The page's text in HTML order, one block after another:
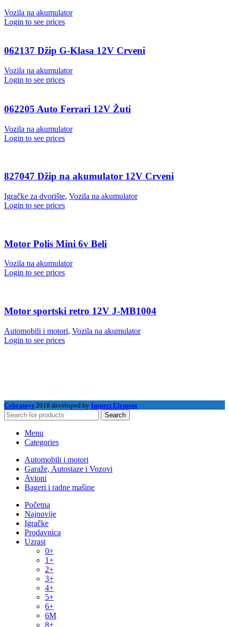
Vozila na akumulator
Login to see prices
062137 Džip G-Klasa 12V Crveni
Vozila na akumulator
Login to see prices
062205 Auto Ferrari 12V Žuti
Vozila na akumulator
Login to see prices
827047 Džip na akumulator 12V Crveni
Igračke za dvorište, Vozila na akumulator
Login to see prices
Motor Polis Mini 6v Beli
Vozila na akumulator
Login to see prices
Motor sportski retro 12V J-MB1004
Automobili i motori, Vozila na akumulator
Login to see prices
Cobratoys 2018 developed by Inspect Element
Search
Menu
Categories
Automobili i motori
Garaže, Autostaze i Vozovi
Avioni
Bageri i radne mašine
Početna
Najnovije
Igračke
Prodavnica
Uzrast
0+
1+
2+
3+
4+
5+
6+
6M
8+